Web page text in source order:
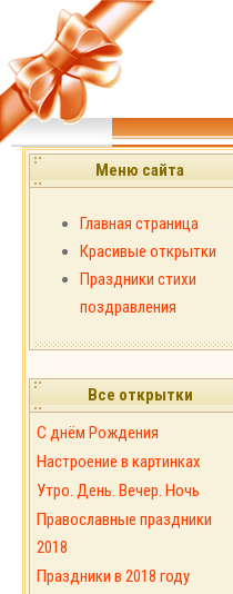
Меню сайта
Главная страница
Красивые открытки
Праздники стихи
поздравления
Все открытки
С днём Рождения
Настроение в картинках
Утро. День. Вечер. Ночь
Православные праздники
2018
Праздники в 2018 году